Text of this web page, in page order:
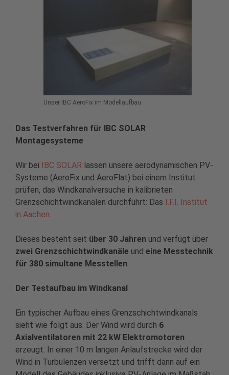
Unser IBC AeroFix im Modellaufbau.
Das Testverfahren für IBC SOLAR
Montagesysteme
Wir bei IBC SOLAR lassen unsere aerodynamischen PV-
Systeme (AeroFix und AeroFlat) bei einem Institut
prüfen, das Windkanalversuche in kalibrieten
Grenzschichtwindkanälen durchführt: Das I.F.I. Institut
in Aachen.
Dieses besteht seit über 30 Jahren und verfügt über
zwei Grenzschichtwindkanäle und eine Messtechnik
für 380 simultane Messtellen.
Der Testaufbau im Windkanal
Ein typischer Aufbau eines Grenzschichtwindkanals
sieht wie folgt aus: Der Wind wird durch 6
Axialventilatoren mit 22 kW Elektromotoren
erzeugt. In einer 10 m langen Anlaufstrecke wird der
Wind in Turbulenzen versetzt und trifft dann auf ein